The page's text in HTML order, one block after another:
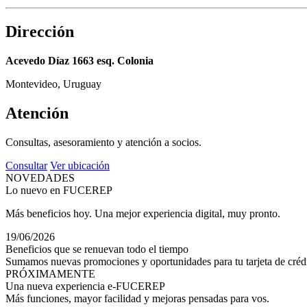
Dirección
Acevedo Díaz 1663 esq. Colonia
Montevideo, Uruguay
Atención
Consultas, asesoramiento y atención a socios.
Consultar Ver ubicación
NOVEDADES
Lo nuevo en FUCEREP
Más beneficios hoy. Una mejor experiencia digital, muy pronto.
19/06/2026
Beneficios que se renuevan todo el tiempo
Sumamos nuevas promociones y oportunidades para tu tarjeta de
PRÓXIMAMENTE
Una nueva experiencia e-FUCEREP
Más funciones, mayor facilidad y mejoras pensadas para vos.